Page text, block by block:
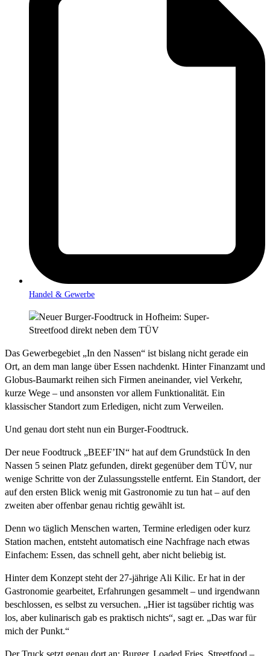
Handel & Gewerbe
Das Gewerbegebiet „In den Nassen“ ist bislang nicht gerade ein
Ort, an dem man lange über Essen nachdenkt. Hinter Finanzamt und
Globus-Baumarkt reihen sich Firmen aneinander, viel Verkehr,
kurze Wege – und ansonsten vor allem Funktionalität. Ein
klassischer Standort zum Erledigen, nicht zum Verweilen.
Und genau dort steht nun ein Burger-Foodtruck.
Der neue Foodtruck „BEEF’IN“ hat auf dem Grundstück In den
Nassen 5 seinen Platz gefunden, direkt gegenüber dem TÜV, nur
wenige Schritte von der Zulassungsstelle entfernt. Ein Standort, der
auf den ersten Blick wenig mit Gastronomie zu tun hat – auf den
zweiten aber offenbar genau richtig gewählt ist.
Denn wo täglich Menschen warten, Termine erledigen oder kurz
Station machen, entsteht automatisch eine Nachfrage nach etwas
Einfachem: Essen, das schnell geht, aber nicht beliebig ist.
Hinter dem Konzept steht der 27-jährige Ali Kilic. Er hat in der
Gastronomie gearbeitet, Erfahrungen gesammelt – und irgendwann
beschlossen, es selbst zu versuchen. „Hier ist tagsüber richtig was
los, aber kulinarisch gab es praktisch nichts“, sagt er. „Das war für
mich der Punkt.“
Der Truck setzt genau dort an: Burger, Loaded Fries, Streetfood –